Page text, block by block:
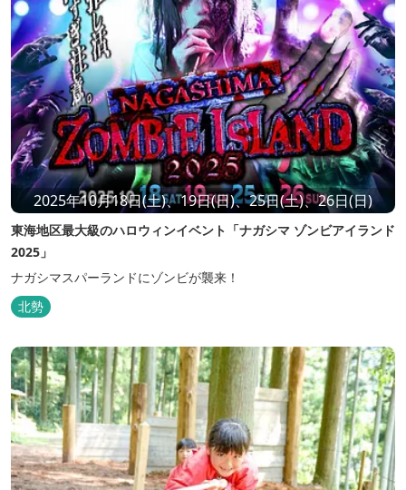
2025年10月18日(土)、19日(日)、25日(土)、26日(日)
東海地区最大級のハロウィンイベント「ナガシマ ゾンビアイランド
2025」
ナガシマスパーランドにゾンビが襲来！
北勢